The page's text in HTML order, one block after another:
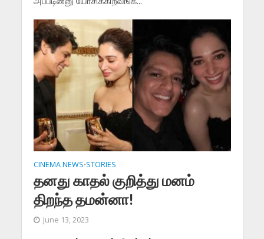
CINEMA NEWS•STORIES
தனது காதல் குறித்து மனம்
திறந்த தமன்னா!
June 13, 2023